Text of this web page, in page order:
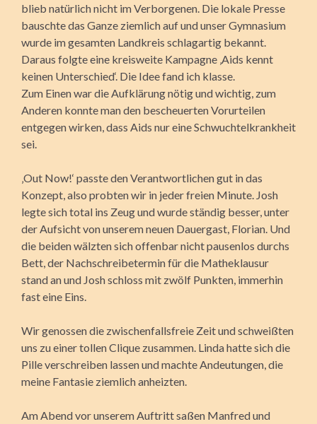
blieb natürlich nicht im Verborgenen. Die lokale Presse
bauschte das Ganze ziemlich auf und unser Gymnasium
wurde im gesamten Landkreis schlagartig bekannt.
Daraus folgte eine kreisweite Kampagne ‚Aids kennt
keinen Unterschied‘. Die Idee fand ich klasse.
Zum Einen war die Aufklärung nötig und wichtig, zum
Anderen konnte man den bescheuerten Vorurteilen
entgegen wirken, dass Aids nur eine Schwuchtelkrankheit
sei.
‚Out Now!‘ passte den Verantwortlichen gut in das
Konzept, also probten wir in jeder freien Minute. Josh
legte sich total ins Zeug und wurde ständig besser, unter
der Aufsicht von unserem neuen Dauergast, Florian. Und
die beiden wälzten sich offenbar nicht pausenlos durchs
Bett, der Nachschreibetermin für die Matheklausur
stand an und Josh schloss mit zwölf Punkten, immerhin
fast eine Eins.
Wir genossen die zwischenfallsfreie Zeit und schweißten
uns zu einer tollen Clique zusammen. Linda hatte sich die
Pille verschreiben lassen und machte Andeutungen, die
meine Fantasie ziemlich anheizten.
Am Abend vor unserem Auftritt saßen Manfred und